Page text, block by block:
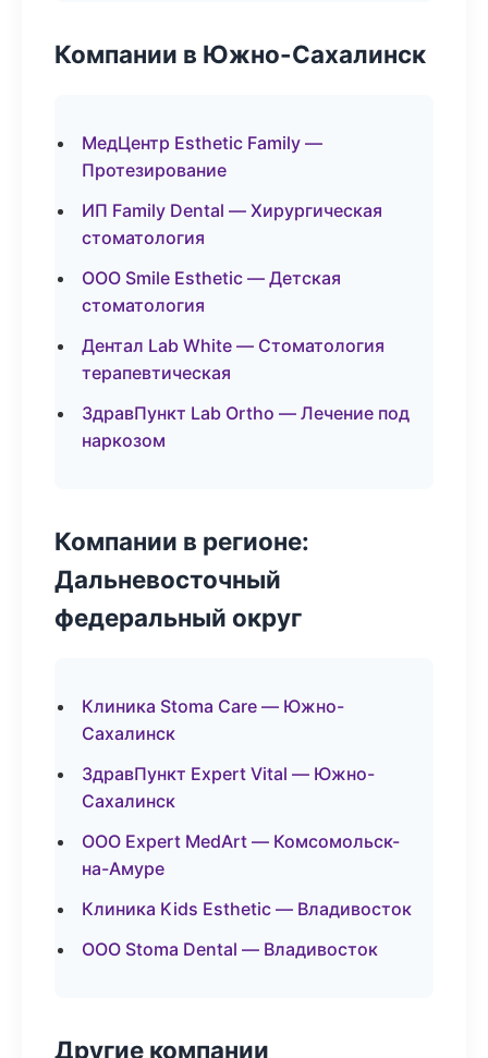
Компании в Южно-Сахалинск
МедЦентр Esthetic Family —
Протезирование
ИП Family Dental — Хирургическая
стоматология
ООО Smile Esthetic — Детская
стоматология
Дентал Lab White — Стоматология
терапевтическая
ЗдравПункт Lab Ortho — Лечение под
наркозом
Компании в регионе:
Дальневосточный
федеральный округ
Клиника Stoma Care — Южно-
Сахалинск
ЗдравПункт Expert Vital — Южно-
Сахалинск
ООО Expert MedArt — Комсомольск-
на-Амуре
Клиника Kids Esthetic — Владивосток
ООО Stoma Dental — Владивосток
Другие компании